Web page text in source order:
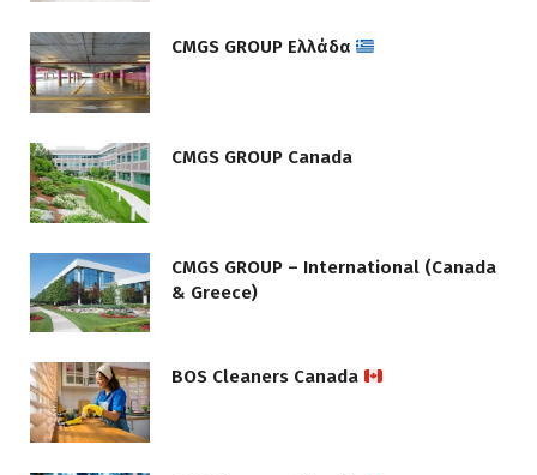
CMGS GROUP Ελλάδα
CMGS GROUP Canada
CMGS GROUP – International (Canada
& Greece)
BOS Cleaners Canada